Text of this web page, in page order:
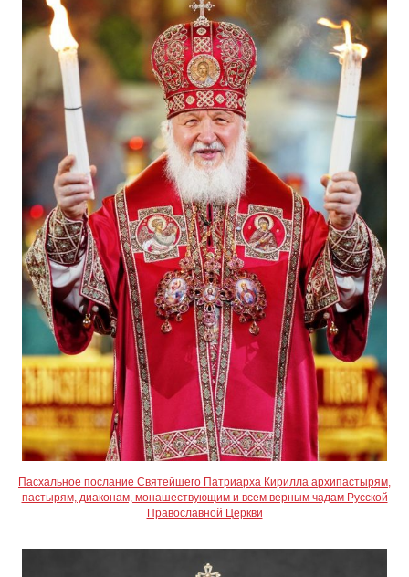
Пасхальное послание Святейшего Патриарха Кирилла архипастырям,
пастырям, диаконам, монашествующим и всем верным чадам Русской
Православной Церкви